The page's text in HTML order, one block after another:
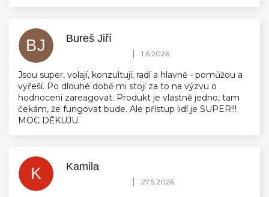
BJ Bureš Jiří
Hodnocení obchodu je 5 z 5 hvězdiček.
| 1.6.2026
Jsou super, volají, konzultují, radí a hlavně - pomůžou a
vyřeší. Po dlouhé době mi stojí za to na výzvu o
hodnocení zareagovat. Produkt je vlastně jedno, tam
čekám, že fungovat bude. Ale přístup lidí je SUPER!!!
MOC DĚKUJU.
K Kamila
Hodnocení obchodu je 5 z 5 hvězdiček.
| 27.5.2026